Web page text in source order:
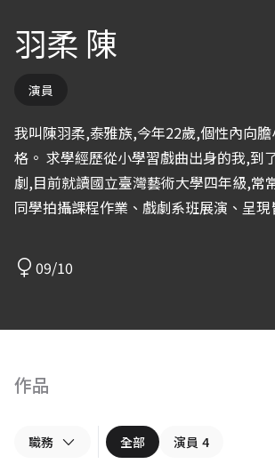
羽柔 陳
演員
我叫陳羽柔,泰雅族,今年22歲,個性內向
格。 求學經歷從小學習戲曲出身的我,到
劇,目前就讀國立臺灣藝術大學四年級,常
同學拍攝課程作業、戲劇系班展演、呈現
09/10
作品
職務 全部 演員 4